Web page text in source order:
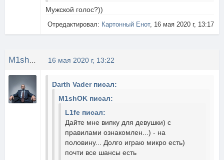
Мужской голос?))
Отредактировал: Картонный Енот, 16 мая 2020 г, 13:17
16 мая 2020 г, 13:22
Darth Vader писал:
M1shOK писал:
L1fe писал:
Дайте мне випку для девушки) с
правилами ознакомлен...) - на
половину... Долго играю микро есть)
почти все шансы есть